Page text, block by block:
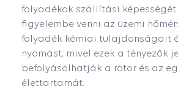
folyadékok szállítási
figyelembe venni az üzemi
folyadék kémiai tulajdonságait
nyomást, mivel ezek a tényezők
befolyásolhatják a rotor és az
élettartamát.